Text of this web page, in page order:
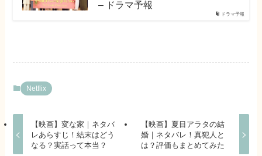
ドラマ予報
– ドラマ予報
Netflix
【映画】変な家｜ネタバ
レあらすじ！結末はどう
なる？実話って本当？
【映画】夏目アラタの結
婚｜ネタバレ！真犯人と
は？評価もまとめてみた